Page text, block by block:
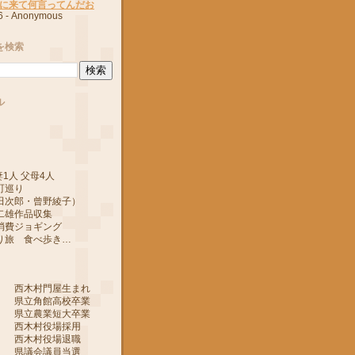
来て何言ってんだお
- Anonymous
検索
人 父母4人
り
・曾野綾子）
品収集
ョギング
食べ歩き…
木村門屋生まれ
立角館高校卒業
立農業短大卒業
木村役場採用
木村役場退職
議会議員当選